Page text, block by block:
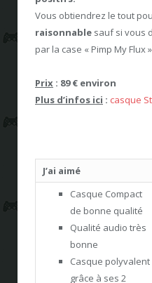
Vous obtiendrez le tout
raisonnable sauf si vous
par la case « Pimp My Flux
Prix : 89 € environ
Plus d’infos ici : casque
J’ai aimé
Casque Compact
de bonne qualité
Qualité audio très
bonne
Casque polyvalent
grâce à ses 2